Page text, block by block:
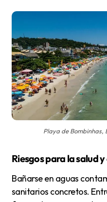
Playa de Bombinhas,
Riesgos para la salud
Bañarse en aguas contaminadas implica riesgos
sanitarios concretos.